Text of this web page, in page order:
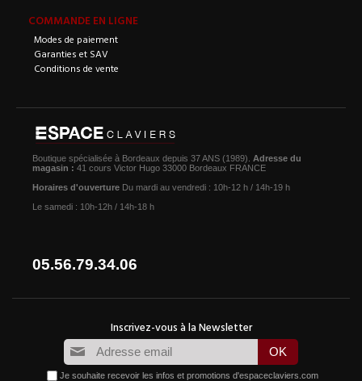
COMMANDE EN LIGNE
Modes de paiement
Garanties et SAV
Conditions de vente
Boutique spécialisée à Bordeaux depuis 37 ANS (1989). Adresse du
magasin : 41 cours Victor Hugo 33000 Bordeaux FRANCE
Horaires d'ouverture Du mardi au vendredi : 10h-12 h / 14h-19 h
Le samedi : 10h-12h / 14h-18 h
05.56.79.34.06
Je souhaite recevoir les infos et promotions d'espaceclaviers.com